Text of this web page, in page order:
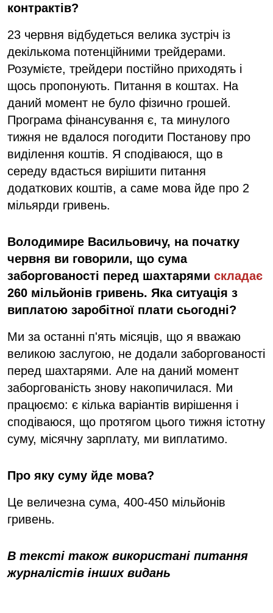
контрактів?
23 червня відбудеться велика зустріч із
декількома потенційними трейдерами.
Розумієте, трейдери постійно приходять і
щось пропонують. Питання в коштах. На
даний момент не було фізично грошей.
Програма фінансування є, та минулого
тижня не вдалося погодити Постанову про
виділення коштів. Я сподіваюся, що в
середу вдасться вирішити питання
додаткових коштів, а саме мова йде про 2
мільярди гривень.
Володимире Васильовичу, на початку
червня ви говорили, що сума
заборгованості перед шахтарями складає
260 мільйонів гривень. Яка ситуація з
виплатою заробітної плати сьогодні?
Ми за останні п'ять місяців, що я вважаю
великою заслугою, не додали заборгованості
перед шахтарями. Але на даний момент
заборгованість знову накопичилася. Ми
працюємо: є кілька варіантів вирішення і
сподіваюся, що протягом цього тижня істотну
суму, місячну зарплату, ми виплатимо.
Про яку суму йде мова?
Це величезна сума, 400-450 мільйонів
гривень.
В тексті також використані питання
журналістів інших видань